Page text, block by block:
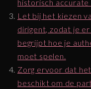
historisch
Let bij het kiezen
dirigent, zodat je
begrijpt hoe je
moet spelen.
Zorg ervoor dat
beschikt om de